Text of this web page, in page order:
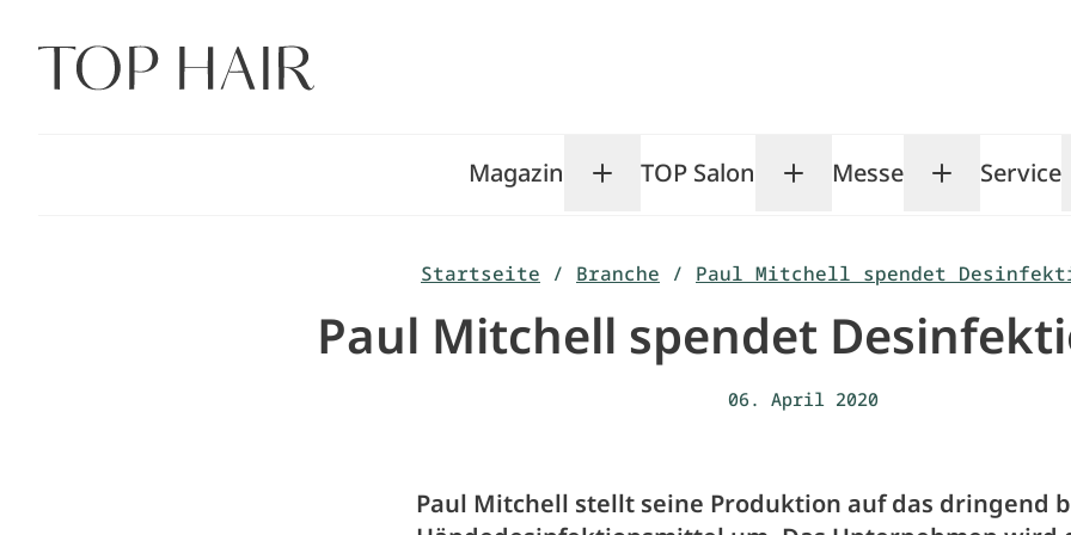
Inhalt
springen
Magazin Toggle Magazin submenu
TOP Salon Toggle TOP Salon
Messe ToggleService
Startseite / Branche / Paul Mitchell spendet
Paul Mitchell spendet
06. April 2020
Paul Mitchell stellt seine Produktion auf das dringend